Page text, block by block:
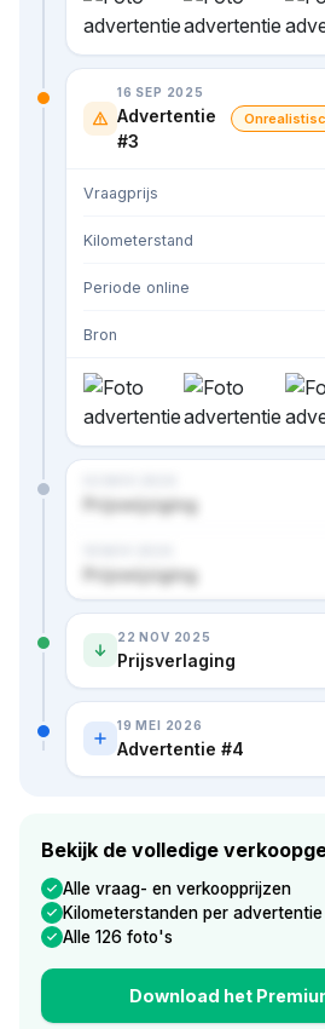
16 SEP 2025
Advertentie
#3
Vraagprijs
Kilometerstand
Periode online
Bron
Prijswijziging
Prijswijziging
Nog 1 advertentie en 2 prijzen
22 NOV 2025
Prijsverlaging
19 MEI 2026
Advertentie #4
Bekijk de volledige
Alle vraag- en verkoopprijzen
Kilometerstanden per advertentie
Alle 126 foto's
Download het